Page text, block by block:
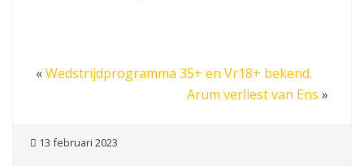
«Wedstrijdprogramma 35+ en Vr18+ bekend.
Arum verliest van Ens »
13 februari 2023